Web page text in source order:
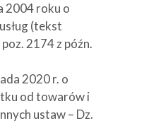
2004 roku o
(tekst
2174 z późn.
2020 r. o
od towarów i
ustaw – Dz.